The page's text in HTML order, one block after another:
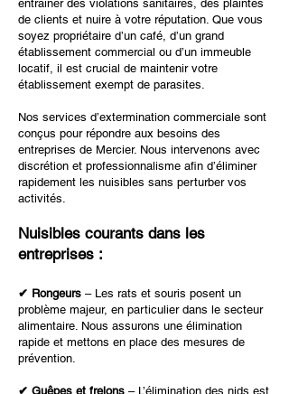
entraîner des violations sanitaires, des plaintes
de clients et nuire à votre réputation. Que vous
soyez propriétaire d’un café, d’un grand
établissement commercial ou d’un immeuble
locatif, il est crucial de maintenir votre
établissement exempt de parasites.
Nos services d’extermination commerciale sont
conçus pour répondre aux besoins des
entreprises de Mercier. Nous intervenons avec
discrétion et professionnalisme afin d’éliminer
rapidement les nuisibles sans perturber vos
activités.
Nuisibles courants dans les
entreprises :
✔ Rongeurs – Les rats et souris posent un
problème majeur, en particulier dans le secteur
alimentaire. Nous assurons une élimination
rapide et mettons en place des mesures de
prévention.
✔ Guêpes et frelons – L’élimination des nids est